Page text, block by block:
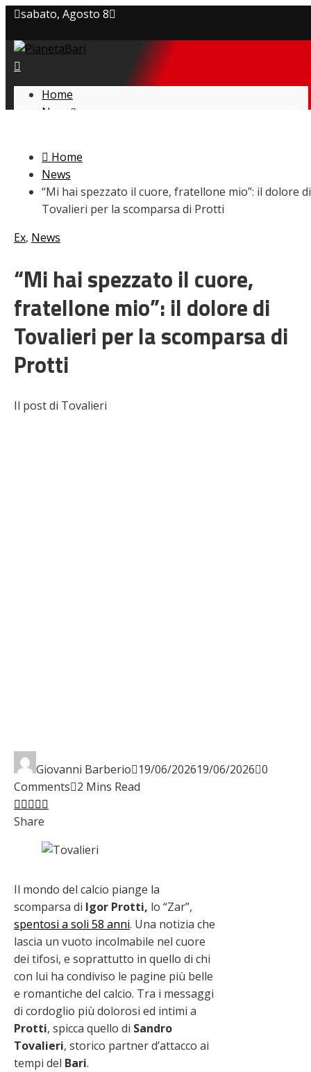
sabato, Agosto 8
Privacy policy
Cookie Policy
Home
News
L’avversario
Giovanili
Le pagelle
Interviste
Focus
Serie B
Video
Home
News
“Mi hai spezzato il cuore, fratellone mio”: il dolore di
Tovalieri per la scomparsa di Protti
Ex, News
“Mi hai spezzato il cuore,
fratellone mio”: il dolore di
Tovalieri per la scomparsa di
Protti
Il post di Tovalieri
Giovanni Barberio 19/06/202619/06/2026 0
Comments 2 Mins Read
Facebook
Twitter
LinkedIn
Pinterest
Stumbleupon
Share
Il mondo del calcio piange la
scomparsa di Igor Protti, lo “Zar”,
spentosi a soli 58 anni. Una notizia che
lascia un vuoto incolmabile nel cuore
dei tifosi, e soprattutto in quello di chi
con lui ha condiviso le pagine più belle
e romantiche del calcio. Tra i messaggi
di cordoglio più dolorosi ed intimi a
Protti, spicca quello di Sandro
Tovalieri, storico partner d’attacco ai
tempi del Bari.